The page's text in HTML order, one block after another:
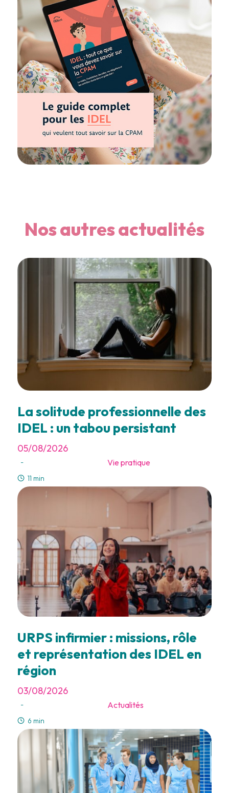
Nos autres actualités
La solitude professionnelle des
IDEL : un tabou persistant
05/08/2026
- Vie pratique
11 min
URPS infirmier : missions, rôle
et représentation des IDEL en
région
03/08/2026
- Actualités
6 min